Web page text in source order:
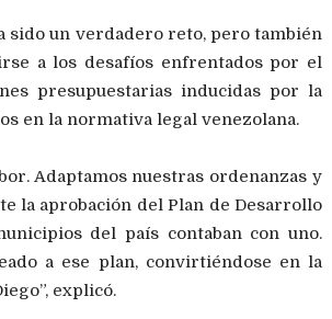
sido un verdadero reto, pero también
a los desafíos enfrentados por el
presupuestarias inducidas por la
en la normativa legal venezolana.
Adaptamos nuestras ordenanzas y
la aprobación del Plan de Desarrollo
del país contaban con uno.
a ese plan, convirtiéndose en la
explicó.